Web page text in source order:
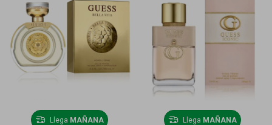
Llega MAÑANA Llega MAÑANA